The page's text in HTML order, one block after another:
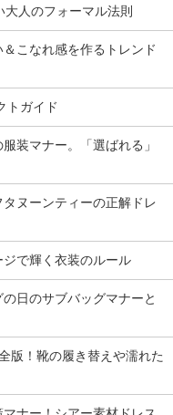
人のフォーマル法則
こなれ感を作るトレンド
トガイド
装マナー。「選ばれる」
タヌーンティーの正解ドレ
で輝く衣装のルール
日のサブバッグマナーと
版！靴の履き替えや濡れた